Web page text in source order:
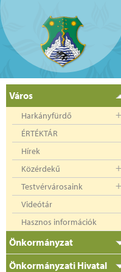
Város
Harkányfürdő
ÉRTÉKTÁR
Hírek
Közérdekű
Testvérvárosaink
Videótár
Hasznos információk
Önkormányzat
Önkormányzati Hivatal
az elektromos